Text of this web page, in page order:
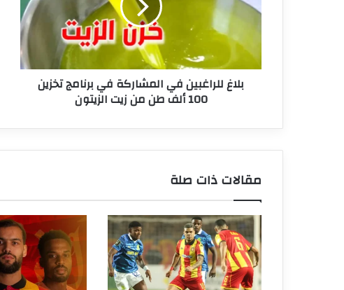
في
100
ألف
الزيتون
بلاغ للراغبين في المشاركة في برنامج تخزين
100 ألف طن من زيت الزيتون
مقالات ذات صلة